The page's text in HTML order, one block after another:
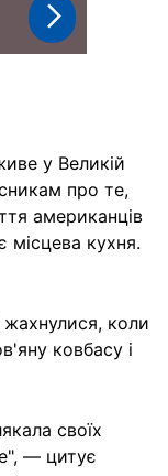
у Великій
про те,
американців
місцева кухня.
коли
ковбасу і
своїх
— цитує